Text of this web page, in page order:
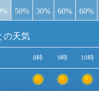
50% 30% 60% 60%
の天気
8時 9時 10時